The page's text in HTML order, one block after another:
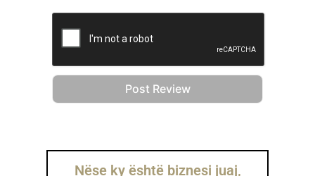
Nëse ky është biznesi juaj,